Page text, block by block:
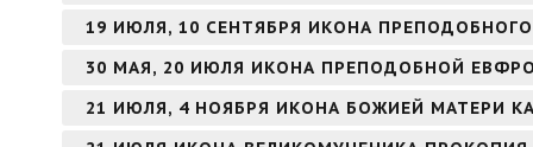
19 ИЮЛЯ, 10 СЕНТЯБРЯ ИКОНА
30 МАЯ, 20 ИЮЛЯ ИКОНА ПРЕПОДОБНОЙ
21 ИЮЛЯ, 4 НОЯБРЯ ИКОНА БОЖИЕЙ МАТЕРИ